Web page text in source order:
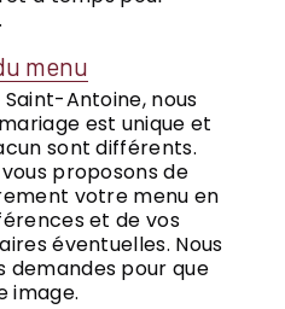
menu
Saint-Antoine, nous
est unique et
sont différents.
proposons de
votre menu en
et de vos
éventuelles. Nous
demandes pour que
image.